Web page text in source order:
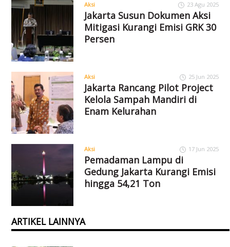
Aksi 23 Agu 2025
Jakarta Susun Dokumen Aksi
Mitigasi Kurangi Emisi GRK 30
Persen
Aksi 25 Jun 2025
Jakarta Rancang Pilot Project
Kelola Sampah Mandiri di
Enam Kelurahan
Aksi 17 Jun 2025
Pemadaman Lampu di
Gedung Jakarta Kurangi Emisi
hingga 54,21 Ton
ARTIKEL LAINNYA